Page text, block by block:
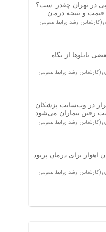
در تهران چقدر است؟
و نتیجه درمان
(کارشناس ارشد روابط عمومی
تابلوها از نگاه
(کارشناس ارشد روابط عمومی
در وب‌سایت پزشکان
رفتن بیماران می‌شود
(کارشناس ارشد روابط عمومی
اهواز برای درمان پریود
(کارشناس ارشد روابط عمومی